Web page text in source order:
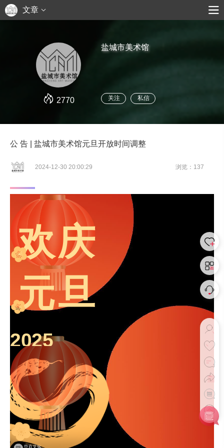
文章
2770
盐城市美术馆
关注 私信
公 告 | 盐城市美术馆元旦开放时间调整
2024-12-30 20:00:29 浏览：137
欢庆
元旦
2025